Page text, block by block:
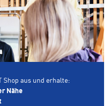
Shop aus und erhalte:
Nähe